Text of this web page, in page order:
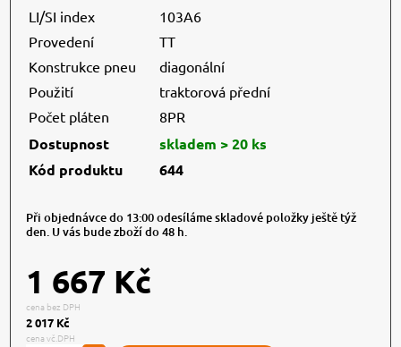
LI/SI index
103A6
Provedení
TT
Konstrukce pneu
diagonální
Použití
traktorová přední
Počet pláten
8PR
Dostupnost
skladem > 20 ks
Kód produktu
644
Při objednávce do 13:00 odesíláme skladové položky ještě týž
den. U vás bude zboží do 48 h.
1 667 Kč
cena bez DPH
2 017 Kč
cena vč.DPH